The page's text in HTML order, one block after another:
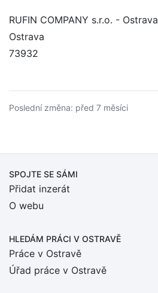
RUFIN COMPANY s.r.o. - Ostrava
Ostrava
73932
Poslední změna: před 7 měsíci
SPOJTE SE SÁMI
Přidat inzerát
O webu
HLEDÁM PRÁCI V OSTRAVĚ
Práce v Ostravě
Úřad práce v Ostravě